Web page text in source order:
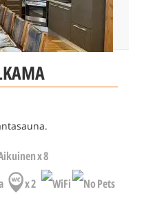
x 8
x 2